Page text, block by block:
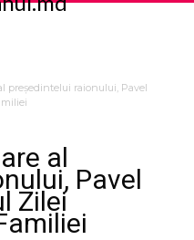
președintelui raionului, Pavel
al
Pavel
Zilei